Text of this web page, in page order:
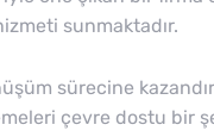
sunmaktadır.
sürecine
çevre dostu bir